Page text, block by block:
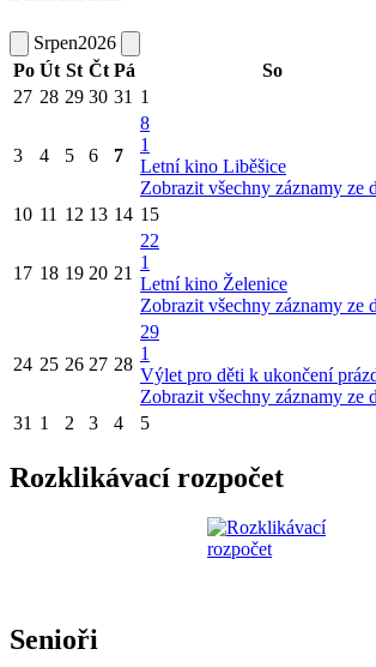
Srpen2026
Po Út St Čt Pá So
27 28 29 30 31 1
3 4 5 6 7
8
1
Letní kino Liběšice
Zobrazit všechny záznamy ze
10 11 12 13 14 15
17 18 19 20 21
22
1
Letní kino Želenice
Zobrazit všechny záznamy ze
24 25 26 27 28
29
1
Výlet pro děti k ukončení
Zobrazit všechny záznamy ze
31 1 2 3 4 5
Rozklikávací rozpočet
Senioři